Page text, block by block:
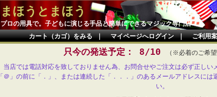
まほうとまほう
プロの用具で。子どもに演じる手品と簡単にできるマジック専門店
カート（カゴ）をみる｜ マイページへログイン｜ ご利用
只今の発送予定： 8/10
（※必着のご希
当店では電話対応を致しておりません為、お問合せやご注文は必ず正しい
「＠」の前に「．」、または連続した「．．．」のあるメールアドレスに
い。